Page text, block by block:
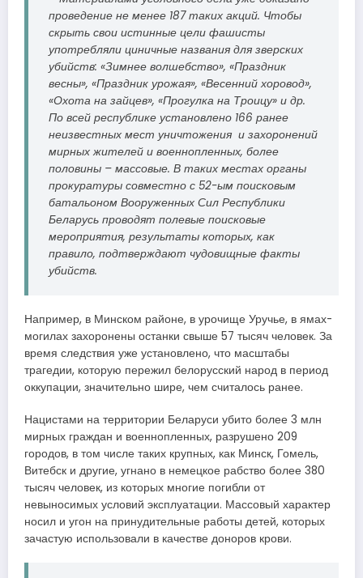
проведение не менее 187 таких акций. Чтобы
скрыть свои истинные цели фашисты
употребляли циничные названия для зверских
убийств: «Зимнее волшебство», «Праздник
весны», «Праздник урожая», «Весенний хоровод»,
«Охота на зайцев», «Прогулка на Троицу» и др.
По всей республике установлено 166 ранее
неизвестных мест уничтожения и захоронений
мирных жителей и военнопленных, более
половины – массовые. В таких местах органы
прокуратуры совместно с 52-ым поисковым
батальоном Вооруженных Сил Республики
Беларусь проводят полевые поисковые
мероприятия, результаты которых, как
правило, подтверждают чудовищные факты
убийств.
Например, в Минском районе, в урочище Уручье, в ямах-
могилах захоронены останки свыше 57 тысяч человек. За
время следствия уже установлено, что масштабы
трагедии, которую пережил белорусский народ в период
оккупации, значительно шире, чем считалось ранее.
Нацистами на территории Беларуси убито более 3 млн
мирных граждан и военнопленных, разрушено 209
городов, в том числе таких крупных, как Минск, Гомель,
Витебск и другие, угнано в немецкое рабство более 380
тысяч человек, из которых многие погибли от
невыносимых условий эксплуатации. Массовый характер
носил и угон на принудительные работы детей, которых
зачастую использовали в качестве доноров крови.